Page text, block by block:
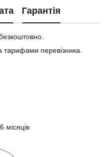
Гарантія
перевізника.
місяців